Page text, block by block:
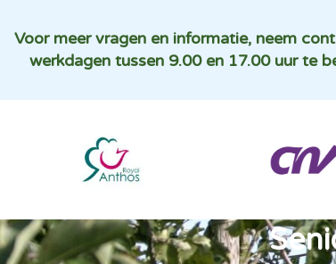
Voor meer vragen en informatie, neem
werkdagen tussen 9.00 en 17.00 uur te